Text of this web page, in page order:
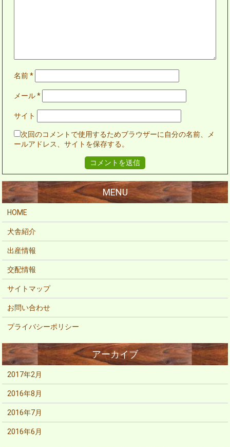
名前*
メール*
サイト
次回のコメントで使用するためブラウザーに自分の名前、メ
ールアドレス、サイトを保存する。
HOME
犬舎紹介
出産情報
交配情報
サイトマップ
お問い合わせ
プライバシーポリシー
2017年2月
2016年8月
2016年7月
2016年6月